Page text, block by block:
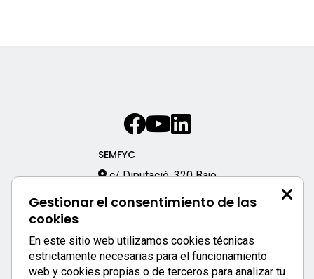
Gestionar el consentimiento de las
cookies
En este sitio web utilizamos cookies técnicas
estrictamente necesarias para el funcionamiento
web y cookies propias o de terceros para analizar tu
SEMFYC
c/ Diputació, 320 Bajo
933 170 333
Enlaces destacados: